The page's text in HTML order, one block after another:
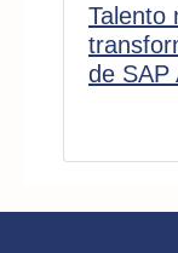
Talento
de SAP